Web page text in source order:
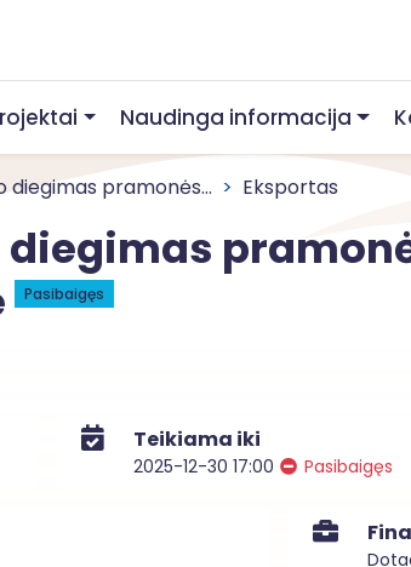
Naudinga informacija
pramonės... Eksportas
Pasibaigęs
Teikiama iki
2025-12-30 17:00 Pasibaigęs